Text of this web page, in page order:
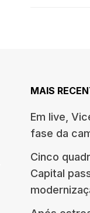
MAIS
Em live,
fase da
Cinco
Capital